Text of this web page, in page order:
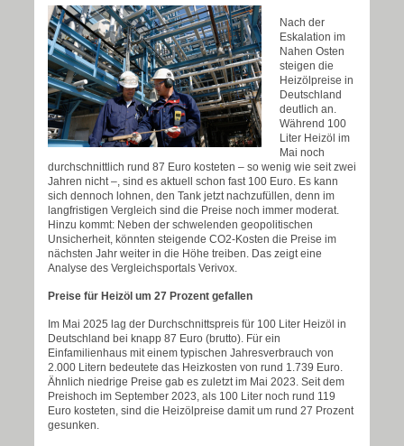
Nach der
Eskalation im
Nahen Osten
steigen die
Heizölpreise in
Deutschland
deutlich an.
Während 100
Liter Heizöl im
Mai noch
durchschnittlich rund 87 Euro kosteten – so wenig wie seit zwei
Jahren nicht –, sind es aktuell schon fast 100 Euro. Es kann
sich dennoch lohnen, den Tank jetzt nachzufüllen, denn im
langfristigen Vergleich sind die Preise noch immer moderat.
Hinzu kommt: Neben der schwelenden geopolitischen
Unsicherheit, könnten steigende CO2-Kosten die Preise im
nächsten Jahr weiter in die Höhe treiben. Das zeigt eine
Analyse des Vergleichsportals Verivox.
Preise für Heizöl um 27 Prozent gefallen
Im Mai 2025 lag der Durchschnittspreis für 100 Liter Heizöl in
Deutschland bei knapp 87 Euro (brutto). Für ein
Einfamilienhaus mit einem typischen Jahresverbrauch von
2.000 Litern bedeutete das Heizkosten von rund 1.739 Euro.
Ähnlich niedrige Preise gab es zuletzt im Mai 2023. Seit dem
Preishoch im September 2023, als 100 Liter noch rund 119
Euro kosteten, sind die Heizölpreise damit um rund 27 Prozent
gesunken.